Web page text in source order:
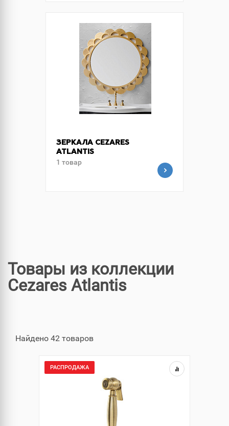
ЗЕРКАЛА CEZARES
ATLANTIS
1 товар
Товары из коллекции
Cezares Atlantis
Найдено 42 товаров
РАСПРОДАЖА